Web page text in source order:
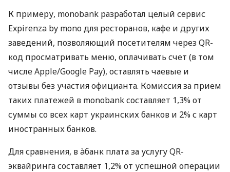
К примеру, monobank разработал целый сервис
Expirenza by mono для ресторанов, кафе и других
заведений, позволяющий посетителям через QR-
код просматривать меню, оплачивать счет (в том
числе Apple/Google Pay), оставлять чаевые и
отзывы без участия официанта. Комиссия за прием
таких платежей в monobank составляет 1,3% от
суммы со всех карт украинских банков и 2% с карт
иностранных банков.
Для сравнения, в àбанк плата за услугу QR-
эквайринга составляет 1,2% от успешной операции